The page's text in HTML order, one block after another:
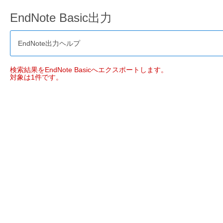
EndNote Basic出力
EndNote出力ヘルプ
検索結果をEndNote Basicへエクスポートします。
対象は1件です。